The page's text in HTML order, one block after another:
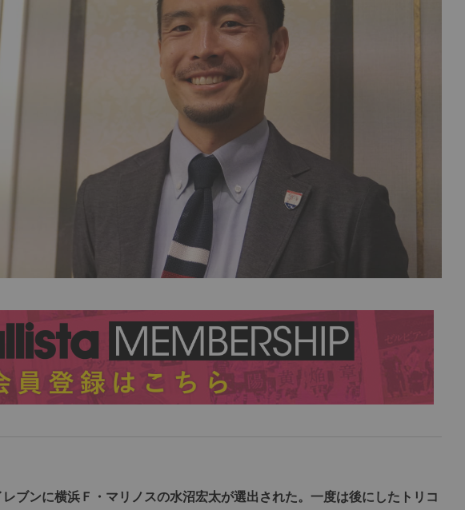
ブンに横浜Ｆ・マリノスの水沼宏太が選出された。一度は後にしたトリコ